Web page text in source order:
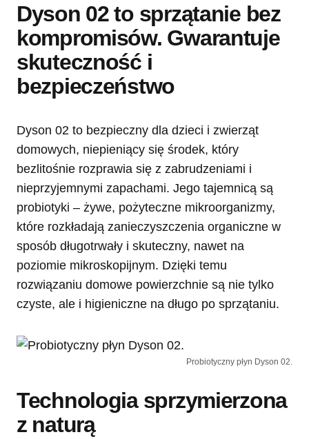
Dyson 02 to sprzątanie bez
kompromisów. Gwarantuje
skuteczność i
bezpieczeństwo
Dyson 02 to bezpieczny dla dzieci i zwierząt
domowych, niepieniący się środek, który
bezlitośnie rozprawia się z zabrudzeniami i
nieprzyjemnymi zapachami. Jego tajemnicą są
probiotyki – żywe, pożyteczne mikroorganizmy,
które rozkładają zanieczyszczenia organiczne w
sposób długotrwały i skuteczny, nawet na
poziomie mikroskopijnym. Dzięki temu
rozwiązaniu domowe powierzchnie są nie tylko
czyste, ale i higieniczne na długo po sprzątaniu.
Probiotyczny płyn Dyson 02.
Technologia sprzymierzona
z naturą